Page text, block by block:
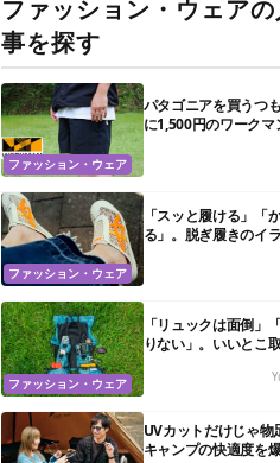
ファッション・ウェア
事を探す
ファッション・ウェア
パタゴニアを買うつ
に1,500円のワークマ
用ショートパンツ」
正解だった
ファッション・ウェア
「スッと履ける」「
る」。脱ぎ履きのイ
る快適“スニーカー
ファッション・ウェア
「リュックは面倒」
りない」。いいとこ
ス特化バッグがある
UVカットだけじゃ物
キャンプの快適度を